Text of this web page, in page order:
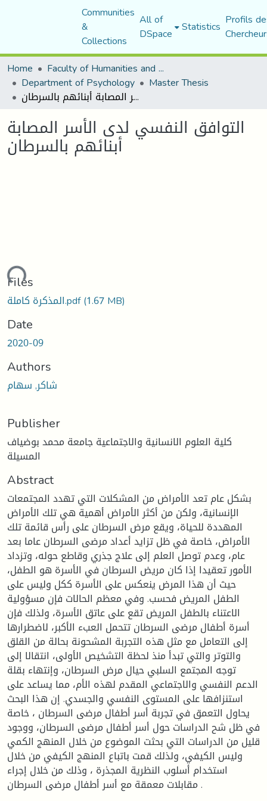
Communities
&
Collections
All of
DSpace Statistics Profils
Home
Faculty of Humanities and Social Sciences
Department of Psychology Master Thesis
التوافق النفسي لدى الأسر المصابة أبنائهم بالسرطان
التوافق النفسي لدى الأسر المصابة
أبنائهم بالسرطان
Files
المذكرة كاملة.pdf(1.67 MB)
Date
2020-09
Authors
شاكر, سهام
Publisher
كلية العلوم الانسانية والاجتماعية جامعة محمد بوضياف
المسيلة
Abstract
بشكل عام تعد الأمراض من المشكلات التي تهدد المجتمعات
الإنسانية، ولكن من أكثر الأمراض أهمية هي تلك الأمراض
المهددة للحياة، ويقع مرض السرطان على رأس قائمة تلك
الأمراض، خاصة في ظل تزايد أعداد مرضى السرطان عاما بعد
عام، وعدم توصل العلم إلى علاج جذري وقاطع حوله، وتزداد
الأمور تعقيدا إذا كان مريض السرطان في الأسرة هو الطفل،
حيث أن هذا المرض ينعكس على الأسرة ككل وليس على
الطفل المريض فحسب. وفي معظم الحالات فإن مسؤولية
الاعتناء بالطفل المريض تقع على عاتق الأسرة، ولذلك فإن
أسرة أطفال مرضى السرطان تتحمل العبء الأكبر، لاضطرارها
إلى التعامل مع مثل هذه التجربة المشحونة بحالة من القلق
والتوتر والتي تبدأ منذ لحظة التشخيص الأولى، انتقالا إلى
توجه المجتمع السلبي حيال مرض السرطان، وإنتهاء بقلة
الدعم النفسي والاجتماعي المقدم لهذه الأم، مما يساعد على
استنزافها على المستوى النفسي والجسدي. إن هذا البحث
يحاول التعمق في تجربة أسر أطفال مرضی السرطان ، خاصة
في ظل شح الدراسات حول أسر أطفال مرضى السرطان، ووجود
قليل من الدراسات التي بحثت الموضوع من خلال المنهج الكمي
وليس الكيفي، ولذلك قمت باتباع المنهج الكيفي من خلال
استخدام أسلوب النظرية المجذرة ، وذلك من خلال إجراء
مقابلات معمقة مع أسر أطفال مرضى السرطان .